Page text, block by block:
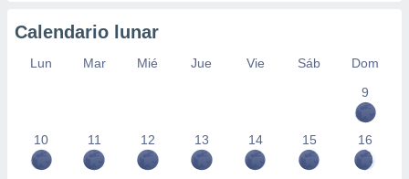
Calendario lunar
Lun Mar Mié Jue Vie Sáb
Dom
9
10 11 12 13 14 15 16